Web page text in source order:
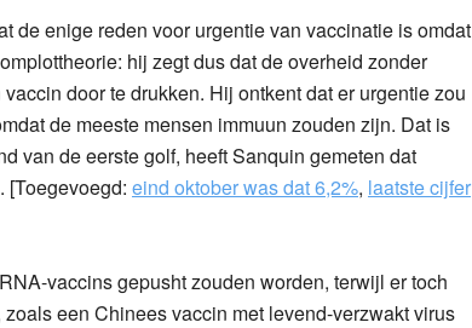
de enige reden voor urgentie van vaccinatie is omdat
hij zegt dus dat de overheid zonder
door te drukken. Hij ontkent dat er urgentie zou
de meeste mensen immuun zouden zijn. Dat is
van de eerste golf, heeft Sanquin gemeten dat
[Toegevoegd: eind oktober was dat 6,2%, laatste cijfer
vaccins gepusht zouden worden, terwijl er toch
een Chinees vaccin met levend-verzwakt virus